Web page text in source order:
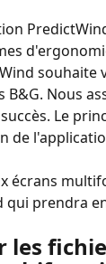
souhaite
Nous
Le
de
écrans
prendra